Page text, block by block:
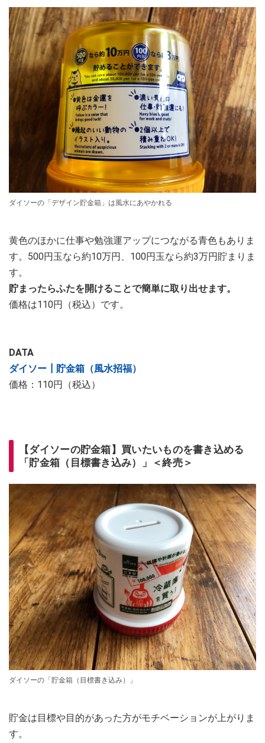
ダイソーの「デザイン貯金箱」は風水にあやかれる
黄色のほかに仕事や勉強運アップにつながる青色もありま
す。500円玉なら約10万円、100円玉なら約3万円貯まりま
す。
貯まったらふたを開けることで簡単に取り出せます。
価格は110円（税込）です。
DATA
ダイソー┃貯金箱（風水招福）
価格：110円（税込）
【ダイソーの貯金箱】買いたいものを書き込める
「貯金箱（目標書き込み）」＜終売＞
ダイソーの「貯金箱（目標書き込み）」
貯金は目標や目的があった方がモチベーションが上がりま
す。